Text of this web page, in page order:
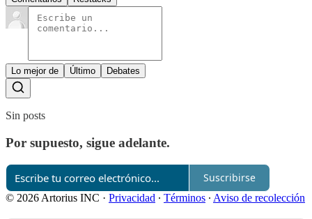
Lo mejor de Último Debates
Sin posts
Por supuesto, sigue adelante.
Suscribirse
© 2026 Artorius INC · Privacidad ∙ Términos ∙ Aviso de recolección